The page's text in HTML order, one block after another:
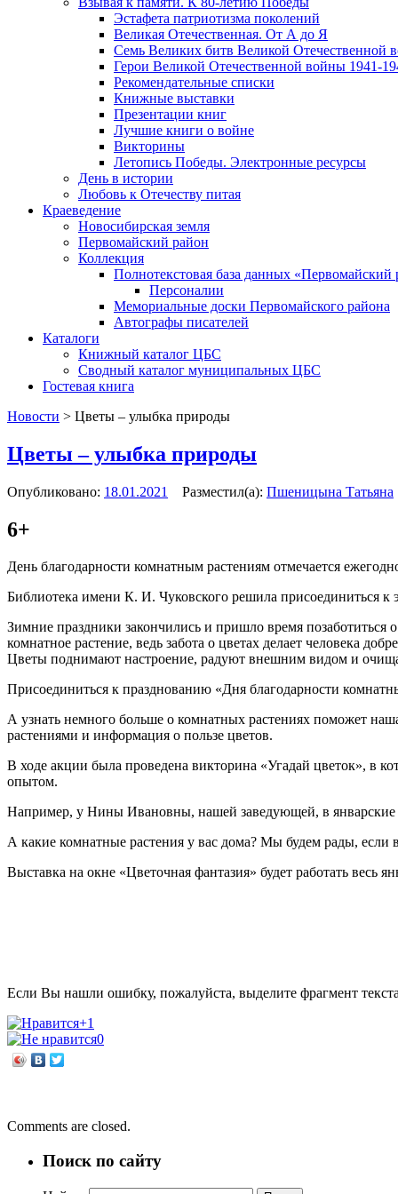
Эcтафета патриотизма поколений
Великая Отечественная. От А до Я
Семь Великих битв Великой Отечественной
Герои Великой Отечественной войны 1941-
Рекомендательные списки
Книжные выставки
Презентации книг
Лучшие книги о войне
Викторины
Летопись Победы. Электронные ресурсы
День в истории
Любовь к Отечеству питая
Краеведение
Новосибирская земля
Первомайский район
Коллекция
Полнотекстовая база данных «Первомайский
Персоналии
Мемориальные доски Первомайского района
Автографы писателей
Каталоги
Книжный каталог ЦБС
Сводный каталог муниципальных ЦБС
Гостевая книга
Новости > Цветы – улыбка природы
Цветы – улыбка природы
Опубликовано: 18.01.2021 Разместил(а): Пшеницына Татьяна
6+
День благодарности комнатным растениям отмечается
Библиотека имени К. И. Чуковского решила присоединиться к
Зимние праздники закончились и пришло время
комнатное растение, ведь забота о цветах делает человека
Цветы поднимают настроение, радуют внешним видом и
Присоединиться к празднованию «Дня благодарности
А узнать немного больше о комнатных растениях поможет
растениями и информация о пользе цветов.
В ходе акции была проведена викторина «Угадай цветок», в
опытом.
Например, у Нины Ивановны, нашей заведующей, в январские
А какие комнатные растения у вас дома? Мы будем рады, если
Выставка на окне «Цветочная фантазия» будет работать весь
Если Вы нашли ошибку, пожалуйста, выделите фрагмент
+1
0
Comments are closed.
Поиск по сайту